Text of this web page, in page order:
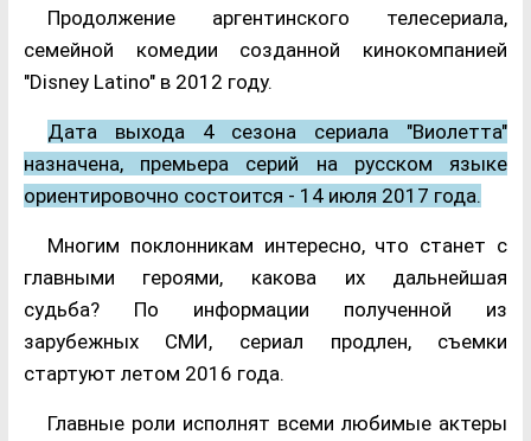
Продолжение аргентинского телесериала,
семейной комедии созданной кинокомпанией
"Disney Latino" в 2012 году.
Дата выхода 4 сезона сериала "Виолетта"
назначена, премьера серий на русском языке
ориентировочно состоится - 14 июля 2017 года.
Многим поклонникам интересно, что станет с
главными героями, какова их дальнейшая
судьба? По информации полученной из
зарубежных СМИ, сериал продлен, съемки
стартуют летом 2016 года.
Главные роли исполнят всеми любимые актеры